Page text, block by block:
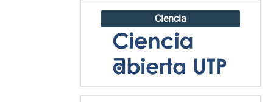
Ciencia